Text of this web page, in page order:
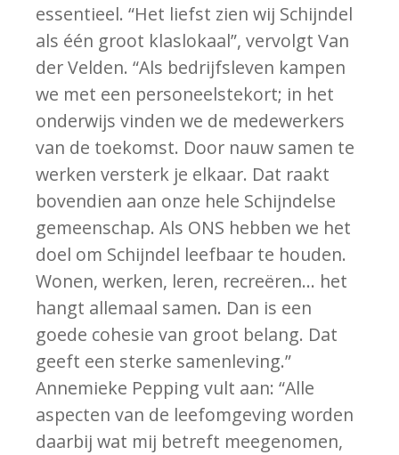
essentieel. “Het liefst zien wij Schijndel
als één groot klaslokaal”, vervolgt Van
der Velden. “Als bedrijfsleven kampen
we met een personeelstekort; in het
onderwijs vinden we de medewerkers
van de toekomst. Door nauw samen te
werken versterk je elkaar. Dat raakt
bovendien aan onze hele Schijndelse
gemeenschap. Als ONS hebben we het
doel om Schijndel leefbaar te houden.
Wonen, werken, leren, recreëren… het
hangt allemaal samen. Dan is een
goede cohesie van groot belang. Dat
geeft een sterke samenleving.”
Annemieke Pepping vult aan: “Alle
aspecten van de leefomgeving worden
daarbij wat mij betreft meegenomen,